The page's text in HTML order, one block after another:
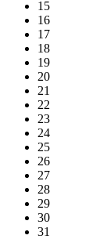
15
16
17
18
19
20
21
22
23
24
25
26
27
28
29
30
31